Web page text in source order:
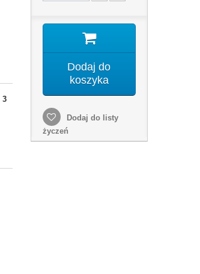
3
Dodaj do
koszyka
Dodaj do listy
życzeń